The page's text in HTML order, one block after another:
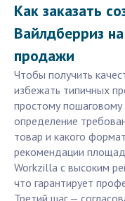
Как заказать
Вайлдберриз
продажи
Чтобы получить
избежать типичных
простому
определение
товар и какого
рекомендации
Workzilla с высоким
что гарантирует